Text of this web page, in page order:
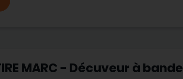
MARC - Décuveur à bande